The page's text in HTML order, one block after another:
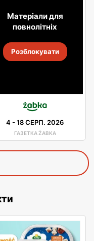
Матеріали для
повнолітніх
Розблокувати
4 -18 СЕРП. 2026
ГАЗЕТКА ŻABKA